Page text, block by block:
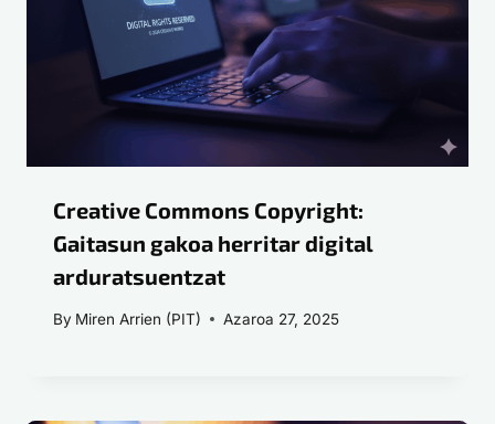
Creative Commons Copyright:
Gaitasun gakoa herritar digital
arduratsuentzat
By Miren Arrien (PIT) Azaroa 27, 2025